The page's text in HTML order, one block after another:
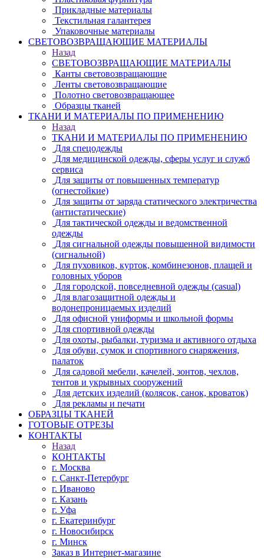
Прикладные материалы
Текстильная галантерея
Упаковочные материалы
СВЕТОВОЗВРАЩАЮЩИЕ МАТЕРИАЛЫ
Назад
СВЕТОВОЗВРАЩАЮЩИЕ МАТЕРИАЛЫ
Канты световозвращающие
Ленты световозвращающие
Полотно световозвращающее
Образцы тканей
ТКАНИ И МАТЕРИАЛЫ ПО ПРИМЕНЕНИЮ
Назад
ТКАНИ И МАТЕРИАЛЫ ПО ПРИМЕНЕНИЮ
Для спецодежды
Для медицинской одежды, сферы услуг и служб
сервиса
Для защиты от повышенных температур
(огнестойкие)
Для защиты от заряда статического электричества
(антистатические)
Для тактической одежды и ведомственной
одежды
Для сигнальной одежды повышенной видимости
(сигнальной)
Для пуховиков, курток, комбинезонов, плащей и
головных уборов
Для городской, повседневной одежды (casual)
Для влагозащитной одежды и
водонепроницаемых изделий
Для офисной униформы и школьной формы
Для спортивной одежды
Для охоты, рыбалки, туризма и активного отдыха
Для обуви, сумок и спортивного снаряжения,
палаток
Для садовой мебели, качелей, зонтов, чехлов,
тентов и укрывных сооружений
Для детских изделий (колясок, санок, кроваток)
Для рекламы и печати
ОБРАЗЦЫ ТКАНЕЙ
ГОТОВЫЕ ОТРЕЗЫ
КОНТАКТЫ
Назад
КОНТАКТЫ
г. Москва
г. Санкт-Петербург
г. Иваново
г. Казань
г. Уфа
г. Екатеринбург
г. Новосибирск
г. Минск
Заказ в Интернет-магазине